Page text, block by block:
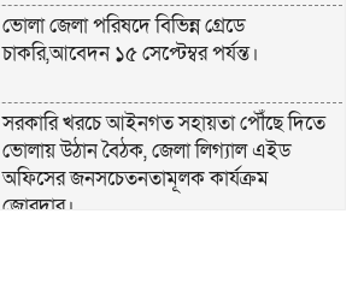
ভোলা জেলা পরিষদে বিভিন্ন গ্রেডে
চাকরি,আবেদন ১৫ সেপ্টেম্বর পর্যন্ত।
সরকারি খরচে আইনগত সহায়তা পৌঁছে দিতে
ভোলায় উঠান বৈঠক, জেলা লিগ্যাল এইড
অফিসের জনসচেতনতামূলক কার্যক্রম
জোরদার।